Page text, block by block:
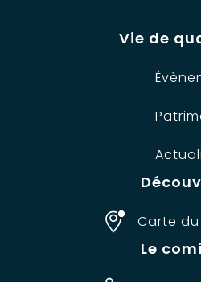
Vie de
Carte
Le